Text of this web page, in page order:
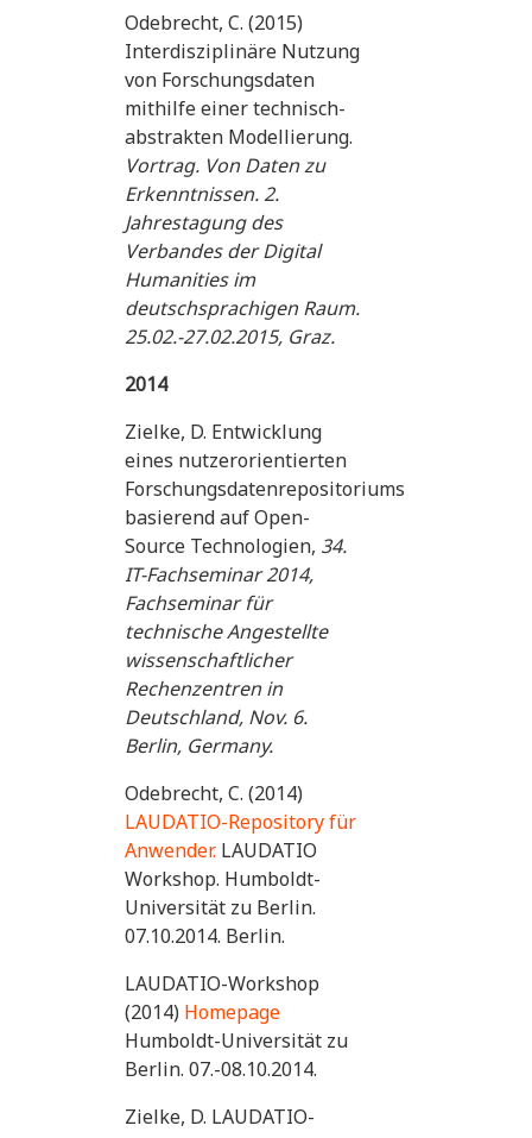
Odebrecht, C. (2015)
Interdisziplinäre Nutzung
von Forschungsdaten
mithilfe einer technisch-
abstrakten Modellierung.
Vortrag. Von Daten zu
Erkenntnissen. 2.
Jahrestagung des
Verbandes der Digital
Humanities im
deutschsprachigen Raum.
25.02.-27.02.2015, Graz.
2014
Zielke, D. Entwicklung
eines nutzerorientierten
Forschungsdatenrepositoriums
basierend auf Open-
Source Technologien, 34.
IT-Fachseminar 2014,
Fachseminar für
technische Angestellte
wissenschaftlicher
Rechenzentren in
Deutschland, Nov. 6.
Berlin, Germany.
Odebrecht, C. (2014)
LAUDATIO-Repository für
Anwender. LAUDATIO
Workshop. Humboldt-
Universität zu Berlin.
07.10.2014. Berlin.
LAUDATIO-Workshop
(2014) Homepage
Humboldt-Universität zu
Berlin. 07.-08.10.2014.
Zielke, D. LAUDATIO-